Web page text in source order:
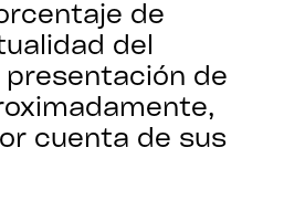
de
del
presentación de
cuenta de sus